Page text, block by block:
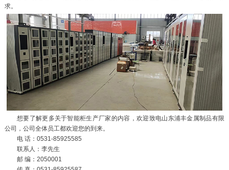
求。
想要了解更多关于智能柜生产厂家的内容，欢迎致电山东浦丰金属制品有限
公司，公司全体员工都欢迎您的到来。
电 话：0531-85925585
联系人：李先生
邮 编：2050001